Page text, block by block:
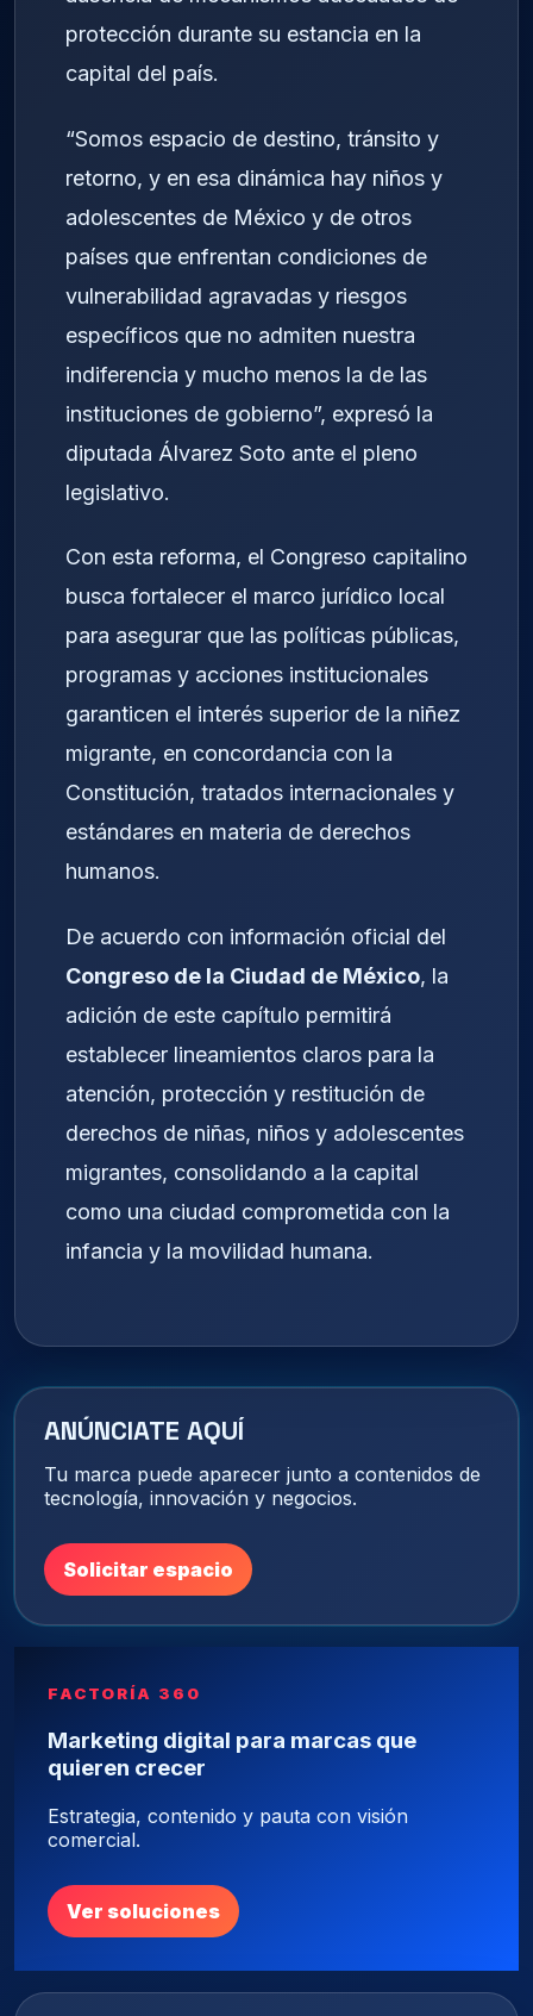
protección durante su estancia en la
capital del país.
“Somos espacio de destino, tránsito y
retorno, y en esa dinámica hay niños y
adolescentes de México y de otros
países que enfrentan condiciones de
vulnerabilidad agravadas y riesgos
específicos que no admiten nuestra
indiferencia y mucho menos la de las
instituciones de gobierno”, expresó la
diputada Álvarez Soto ante el pleno
legislativo.
Con esta reforma, el Congreso capitalino
busca fortalecer el marco jurídico local
para asegurar que las políticas públicas,
programas y acciones institucionales
garanticen el interés superior de la niñez
migrante, en concordancia con la
Constitución, tratados internacionales y
estándares en materia de derechos
humanos.
De acuerdo con información oficial del
Congreso de la Ciudad de México, la
adición de este capítulo permitirá
establecer lineamientos claros para la
atención, protección y restitución de
derechos de niñas, niños y adolescentes
migrantes, consolidando a la capital
como una ciudad comprometida con la
infancia y la movilidad humana.
ANÚNCIATE AQUÍ
Tu marca puede aparecer junto a contenidos de
tecnología, innovación y negocios.
Solicitar espacio
FACTORÍA 360
Marketing digital para marcas que
quieren crecer
Estrategia, contenido y pauta con visión
comercial.
Ver soluciones